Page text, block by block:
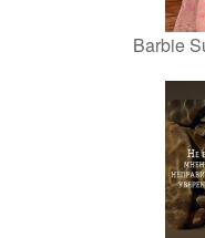
Barbie